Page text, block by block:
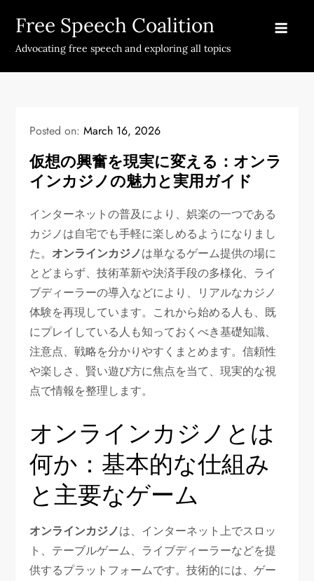
content
Free Speech Coalition
Advocating free speech and exploring all topics
Posted on:March 16, 2026
仮想の興奮を現実に変える：オンラ
インカジノの魅力と実用ガイド
インターネットの普及により、娯楽の一つである
カジノは自宅でも手軽に楽しめるようになりまし
た。 オンラインカジノは単なるゲーム提供の場に
とどまらず、技術革新や決済手段の多様化、ライ
ブディーラーの導入などにより、リアルなカジノ
体験を再現しています。これから始める人も、既
にプレイしている人も知っておくべき基礎知識、
注意点、戦略を分かりやすくまとめます。信頼性
や楽しさ、賢い遊び方に焦点を当て、現実的な視
点で情報を整理します。
オンラインカジノとは
何か：基本的な仕組み
と主要なゲーム
オンラインカジノは、インターネット上でスロッ
ト、テーブルゲーム、ライブディーラーなどを提
供するプラットフォームです。技術的には、ゲー